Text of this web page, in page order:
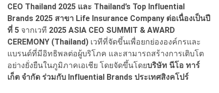
CEO Thailand 2025 และ Thailand’s Top Influential
Brands 2025 สาขา Life Insurance Company ต่อเนื่องเป็นปี
ที่ 5 จากเวที 2025 ASIA CEO SUMMIT & AWARD
CEREMONY (Thailand) เวทีที่จัดขึ้นเพื่อยกย่ององค์กรและ
แบรนด์ที่มีอิทธิพลต่อผู้บริโภค และสามารถสร้างการเติบโต
อย่างยั่งยืนในภูมิภาคเอเชีย โดยจัดขึ้นโดยบริษัท นีโอ ทาร์
เก็ต จำกัด ร่วมกับ Influential Brands ประเทศสิงคโปร์